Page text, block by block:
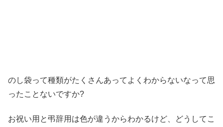
のし袋って種類がたくさんあってよくわからないなって思
ったことないですか?
お祝い用と弔辞用は色が違うからわかるけど、どうしてこ